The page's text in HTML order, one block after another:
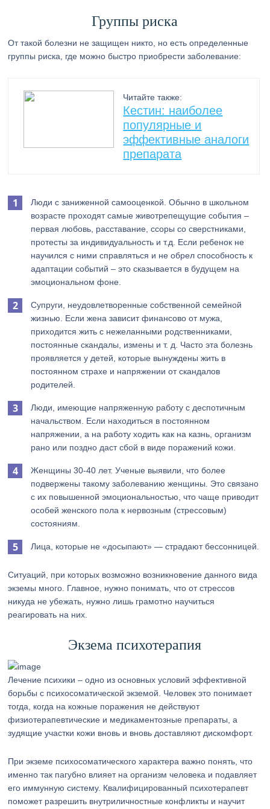
Группы риска
От такой болезни не защищен никто, но есть определенные
группы риска, где можно быстро приобрести заболевание:
Читайте также:
Кестин: наиболее
популярные и
эффективные аналоги
препарата
Люди с заниженной самооценкой. Обычно в школьном
возрасте проходят самые животрепещущие события –
первая любовь, расставание, ссоры со сверстниками,
протесты за индивидуальность и т.д. Если ребенок не
научился с ними справляться и не обрел способность к
адаптации событий – это сказывается в будущем на
эмоциональном фоне.
Супруги, неудовлетворенные собственной семейной
жизнью. Если жена зависит финансово от мужа,
приходится жить с нежеланными родственниками,
постоянные скандалы, измены и т. д. Часто эта болезнь
проявляется у детей, которые вынуждены жить в
постоянном страхе и напряжении от скандалов
родителей.
Люди, имеющие напряженную работу с деспотичным
начальством. Если находиться в постоянном
напряжении, а на работу ходить как на казнь, организм
рано или поздно даст сбой в виде поражений кожи.
Женщины 30-40 лет. Ученые выявили, что более
подвержены такому заболеванию женщины. Это связано
с их повышенной эмоциональностью, что чаще приводит
особей женского пола к нервозным (стрессовым)
состояниям.
Лица, которые не «досыпают» — страдают бессонницей.
Ситуаций, при которых возможно возникновение данного вида
экземы много. Главное, нужно понимать, что от стрессов
никуда не убежать, нужно лишь грамотно научиться
реагировать на них.
Экзема психотерапия
Лечение психики – одно из основных условий эффективной
борьбы с психосоматической экземой. Человек это понимает
тогда, когда на кожные поражения не действуют
физиотерапевтические и медикаментозные препараты, а
зудящие участки кожи вновь и вновь доставляют дискомфорт.
При экземе психосоматического характера важно понять, что
именно так пагубно влияет на организм человека и подавляет
его иммунную систему. Квалифицированный психотерапевт
поможет разрешить внутриличностные конфликты и научит